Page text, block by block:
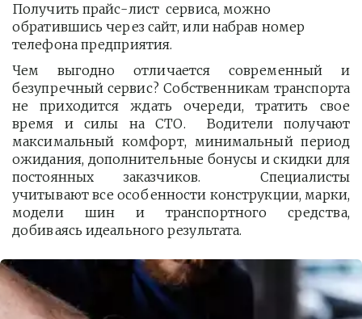
Получить прайс-лист  сервиса, можно
обратившись через сайт, или набрав номер
телефона предприятия.
Чем выгодно отличается современный и
безупречный сервис? Собственникам транспорта
не приходится ждать очереди, тратить свое
время и силы на СТО. Водители получают
максимальный комфорт, минимальный период
ожидания, дополнительные бонусы и скидки для
постоянных заказчиков. Специалисты
учитывают все особенности конструкции, марки,
модели шин и транспортного средства,
добиваясь идеального результата.